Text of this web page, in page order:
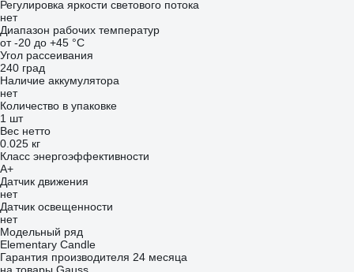
Регулировка яркости светового потока
нет
Диапазон рабочих температур
от -20 до +45 °С
Угол рассеивания
240 град
Наличие аккумулятора
нет
Количество в упаковке
1 шт
Вес нетто
0.025 кг
Класс энергоэффективности
A+
Датчик движения
нет
Датчик освещенности
нет
Модельный ряд
Elementary Candle
Гарантия производителя 24 месяца